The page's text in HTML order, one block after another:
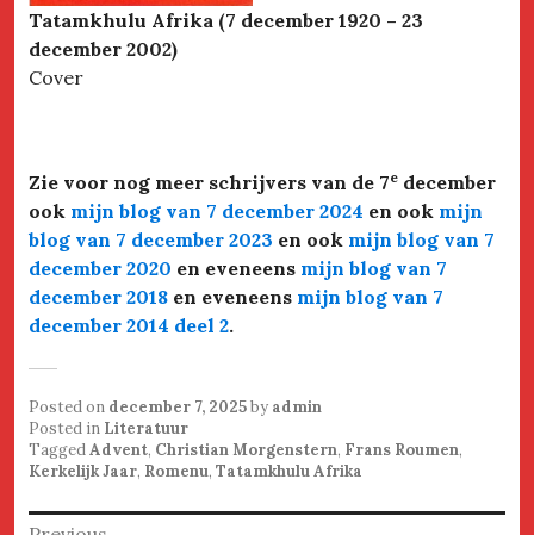
Tatamkhulu Afrika (7 december 1920 – 23
december 2002)
Cover
Zie voor nog meer schrijvers van de 7e december
ook mijn blog van 7 december 2024 en ook mijn
blog van 7 december 2023 en ook mijn blog van 7
december 2020 en eveneens mijn blog van 7
december 2018 en eveneens mijn blog van 7
december 2014 deel 2.
Posted on december 7, 2025by admin
Posted in Literatuur
TaggedAdvent, Christian Morgenstern, Frans Roumen,
Kerkelijk Jaar, Romenu, Tatamkhulu Afrika